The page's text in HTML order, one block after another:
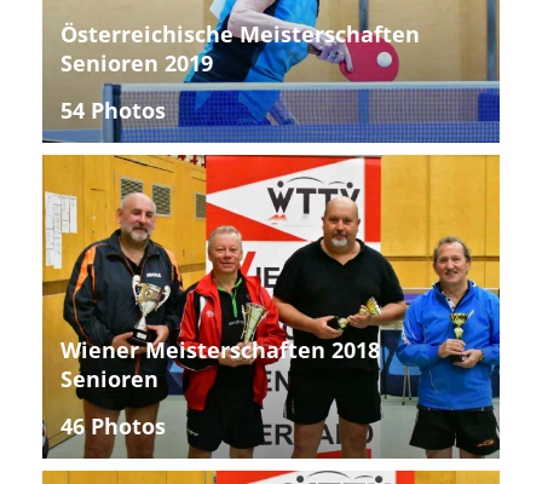
Österreichische Meisterschaften
Senioren 2019
54 Photos
Wiener Meisterschaften 2018
Senioren
46 Photos